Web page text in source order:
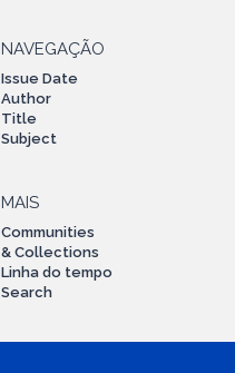
NAVEGAÇÃO
Issue Date
Author
Title
Subject
MAIS
Communities
& Collections
Linha do tempo
Search